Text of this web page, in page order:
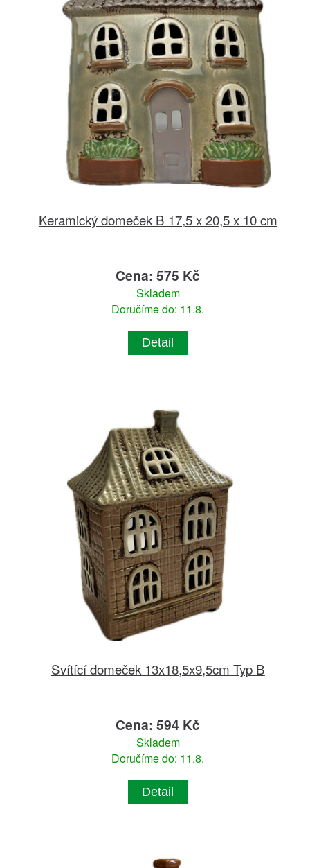
Keramický domeček B 17,5 x 20,5 x 10 cm
Cena: 575 Kč
Skladem
Doručíme do: 11.8.
Detail
Svítící domeček 13x18,5x9,5cm Typ B
Cena: 594 Kč
Skladem
Doručíme do: 11.8.
Detail